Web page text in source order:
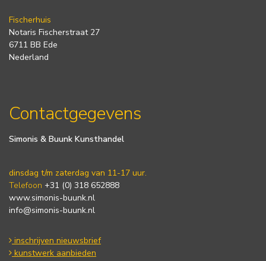
Fischerhuis
Notaris Fischerstraat 27
6711 BB Ede
Nederland
Contactgegevens
Simonis & Buunk Kunsthandel
dinsdag t/m zaterdag van 11-17 uur.
Telefoon +31 (0) 318 652888
www.simonis-buunk.nl
info@simonis-buunk.nl
inschrijven nieuwsbrief
kunstwerk aanbieden